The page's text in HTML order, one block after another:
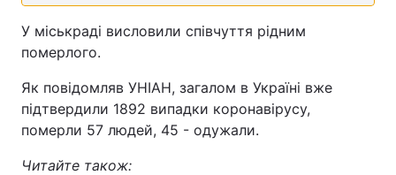
У міськраді висловили співчуття рідним
померлого.
Як повідомляв УНІАН, загалом в Україні вже
підтвердили 1892 випадки коронавірусу,
померли 57 людей, 45 - одужали.
Читайте також: